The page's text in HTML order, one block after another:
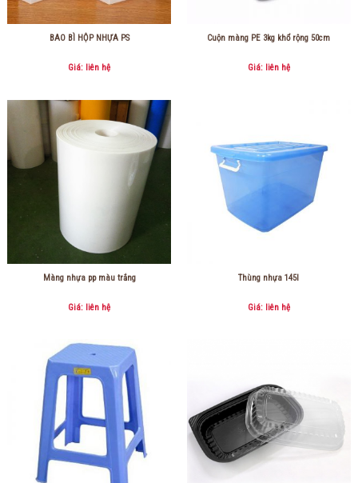
BAO BÌ HỘP NHỰA PS
Giá: liên hệ
Cuộn màng PE 3kg khổ rộng 50cm
Giá: liên hệ
Màng nhựa pp màu trắng
Giá: liên hệ
Thùng nhựa 145l
Giá: liên hệ